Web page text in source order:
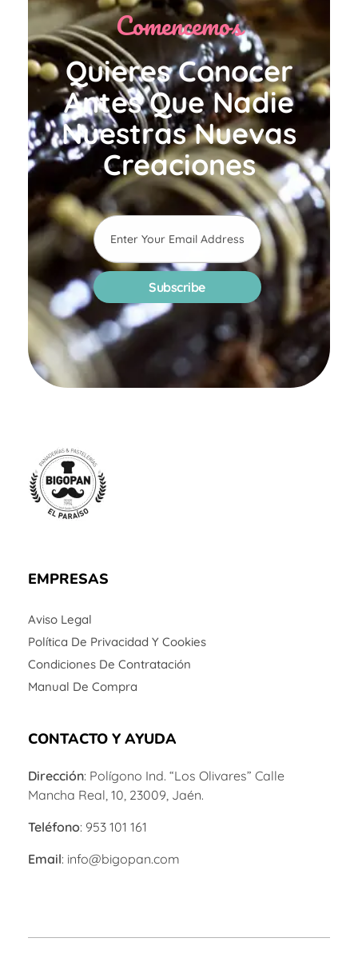
Comencemos
Quieres Conocer
Antes Que Nadie
Nuestras Nuevas
Creaciones
EMPRESAS
Aviso Legal
Política De Privacidad Y Cookies
Condiciones De Contratación
Manual De Compra
CONTACTO Y AYUDA
Dirección: Polígono Ind. “Los Olivares” Calle
Mancha Real, 10, 23009, Jaén.
Teléfono: 953 101 161
Email: info@bigopan.com